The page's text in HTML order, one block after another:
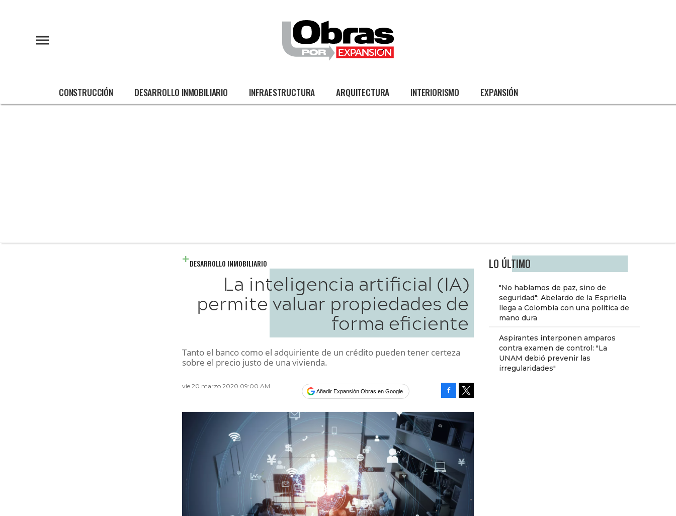
CONSTRUCCIÓN DESARROLLO INMOBILIARIO INFRAESTRUCTURA ARQUITECTURA INTERIORISMO EXPANSIÓN
LO ÚLTIMO
"No hablamos de paz, sino de
seguridad": Abelardo de la Espriella
llega a Colombia con una política de
mano dura
Aspirantes interponen amparos
contra examen de control: "La
UNAM debió prevenir las
irregularidades"
DESARROLLO INMOBILIARIO
La inteligencia artificial (IA)
permite valuar propiedades de
forma eficiente
Tanto el banco como el adquiriente de un crédito pueden tener certeza
sobre el precio justo de una vivienda.
vie 20 marzo 2020 09:00 AM
Añadir Expansión Obras en Google